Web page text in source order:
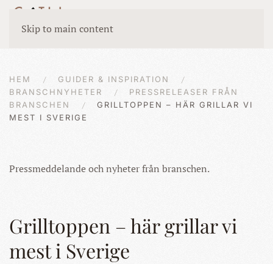
Skip to main content
HEM
GUIDER & INSPIRATION
BRANSCHNYHETER
PRESSRELEASER FRÅN
BRANSCHEN
GRILLTOPPEN – HÄR GRILLAR VI
MEST I SVERIGE
Grilltoppen – här grillar vi
mest i Sverige
Pressmeddelande och nyheter från branschen.